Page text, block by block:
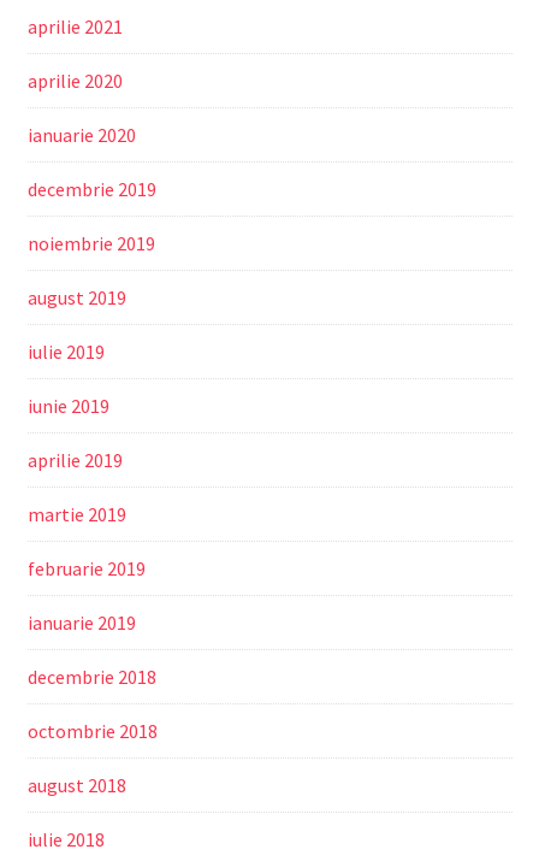
aprilie 2021
aprilie 2020
ianuarie 2020
decembrie 2019
noiembrie 2019
august 2019
iulie 2019
iunie 2019
aprilie 2019
martie 2019
februarie 2019
ianuarie 2019
decembrie 2018
octombrie 2018
august 2018
iulie 2018